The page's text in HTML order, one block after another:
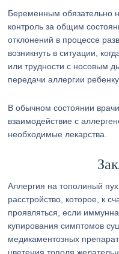
Беременным обязательно
контроль за общим
отклонений в процессе
возникнуть в ситуации,
или трудности с носовым
передачи аллергии ребенку.
В обычном состоянии
взаимодействие с
необходимые лекарства.
Аллергия на тополиный
расстройство, которое, к
проявляться, если
купирования симптомов
медикаментозных